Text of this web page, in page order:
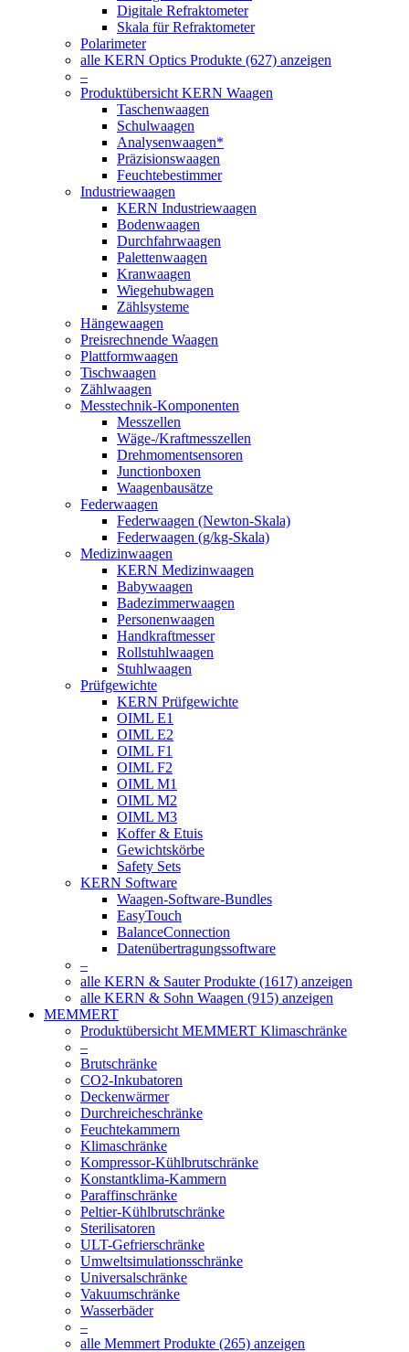
Digitale Refraktometer
Skala für Refraktometer
Polarimeter
alle KERN Optics Produkte (627) anzeigen
–
Produktübersicht KERN Waagen
Taschenwaagen
Schulwaagen
Analysenwaagen*
Präzisionswaagen
Feuchtebestimmer
Industriewaagen
KERN Industriewaagen
Bodenwaagen
Durchfahrwaagen
Palettenwaagen
Kranwaagen
Wiegehubwagen
Zählsysteme
Hängewaagen
Preisrechnende Waagen
Plattformwaagen
Tischwaagen
Zählwaagen
Messtechnik-Komponenten
Messzellen
Wäge-/Kraftmesszellen
Drehmomentsensoren
Junctionboxen
Waagenbausätze
Federwaagen
Federwaagen (Newton-Skala)
Federwaagen (g/kg-Skala)
Medizinwaagen
KERN Medizinwaagen
Babywaagen
Badezimmerwaagen
Personenwaagen
Handkraftmesser
Rollstuhlwaagen
Stuhlwaagen
Prüfgewichte
KERN Prüfgewichte
OIML E1
OIML E2
OIML F1
OIML F2
OIML M1
OIML M2
OIML M3
Koffer & Etuis
Gewichtskörbe
Safety Sets
KERN Software
Waagen-Software-Bundles
EasyTouch
BalanceConnection
Datenübertragungssoftware
–
alle KERN & Sauter Produkte (1617) anzeigen
alle KERN & Sohn Waagen (915) anzeigen
MEMMERT
Produktübersicht MEMMERT Klimaschränke
–
Brutschränke
CO2-Inkubatoren
Deckenwärmer
Durchreicheschränke
Feuchtekammern
Klimaschränke
Kompressor-Kühlbrutschränke
Konstantklima-Kammern
Paraffinschränke
Peltier-Kühlbrutschränke
Sterilisatoren
ULT-Gefrierschränke
Umweltsimulationsschränke
Universalschränke
Vakuumschränke
Wasserbäder
–
alle Memmert Produkte (265) anzeigen